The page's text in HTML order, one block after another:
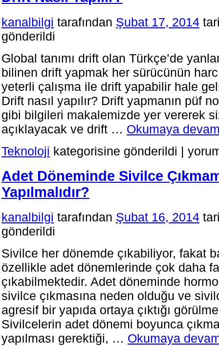
için
kanalbilgi tarafından Şubat 17, 2014
gönderildi
Global tanımı drift olan Türkçe’de
bilinen drift yapmak her sürücünün
yeterli çalışma ile drift yapabilir hale
Drift nasıl yapılır? Drift yapmanın püf
gibi bilgileri makalemizde yer vererek
açıklayacak ve drift … Okumaya
Teknoloji kategorisine gönderildi | Drift
Nasıl
için
Adet Döneminde Sivilce
Yapılmalıdır?
kanalbilgi tarafından Şubat 16, 2014
gönderildi
Sivilce her dönemde çıkabiliyor, fakat
özellikle adet dönemlerinde çok daha
çıkabilmektedir. Adet döneminde
sivilce çıkmasına neden olduğu ve
agresif bir yapıda ortaya çıktığı
Sivilcelerin adet dönemi boyunca
yapılması gerektiği, … Okumaya